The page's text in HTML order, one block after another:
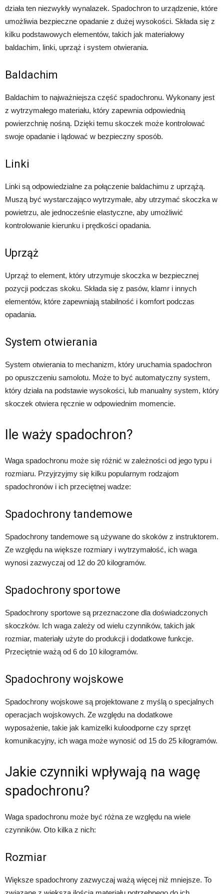
działa ten niezwykły wynalazek. Spadochron to urządzenie, które
umożliwia bezpieczne opadanie z dużej wysokości. Składa się z
kilku podstawowych elementów, takich jak materiałowy
baldachim, linki, uprząż i system otwierania.
Baldachim
Baldachim to najważniejsza część spadochronu. Wykonany jest
z wytrzymałego materiału, który zapewnia odpowiednią
powierzchnię nośną. Dzięki temu skoczek może kontrolować
swoje opadanie i lądować w bezpieczny sposób.
Linki
Linki są odpowiedzialne za połączenie baldachimu z uprzążą.
Muszą być wystarczająco wytrzymałe, aby utrzymać skoczka w
powietrzu, ale jednocześnie elastyczne, aby umożliwić
kontrolowanie kierunku i prędkości opadania.
Uprząż
Uprząż to element, który utrzymuje skoczka w bezpiecznej
pozycji podczas skoku. Składa się z pasów, klamr i innych
elementów, które zapewniają stabilność i komfort podczas
opadania.
System otwierania
System otwierania to mechanizm, który uruchamia spadochron
po opuszczeniu samolotu. Może to być automatyczny system,
który działa na podstawie wysokości, lub manualny system, który
skoczek otwiera ręcznie w odpowiednim momencie.
Ile waży spadochron?
Waga spadochronu może się różnić w zależności od jego typu i
rozmiaru. Przyjrzyjmy się kilku popularnym rodzajom
spadochronów i ich przeciętnej wadze:
Spadochrony tandemowe
Spadochrony tandemowe są używane do skoków z instruktorem.
Ze względu na większe rozmiary i wytrzymałość, ich waga
wynosi zazwyczaj od 12 do 20 kilogramów.
Spadochrony sportowe
Spadochrony sportowe są przeznaczone dla doświadczonych
skoczków. Ich waga zależy od wielu czynników, takich jak
rozmiar, materiały użyte do produkcji i dodatkowe funkcje.
Przeciętnie ważą od 6 do 10 kilogramów.
Spadochrony wojskowe
Spadochrony wojskowe są projektowane z myślą o specjalnych
operacjach wojskowych. Ze względu na dodatkowe
wyposażenie, takie jak kamizelki kuloodporne czy sprzęt
komunikacyjny, ich waga może wynosić od 15 do 25 kilogramów.
Jakie czynniki wpływają na wagę
spadochronu?
Waga spadochronu może być różna ze względu na wiele
czynników. Oto kilka z nich:
Rozmiar
Większe spadochrony zazwyczaj ważą więcej niż mniejsze. To